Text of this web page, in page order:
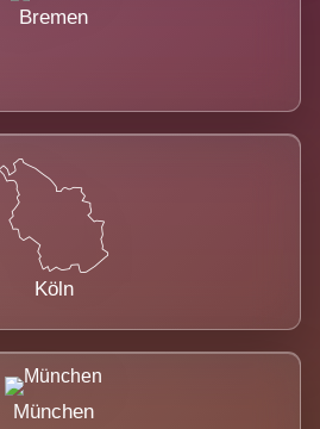
Bremen
Köln
München